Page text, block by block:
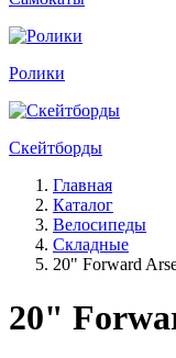
Ролики
Скейтборды
Главная
Каталог
Велосипеды
Складные
20" Forward
20"